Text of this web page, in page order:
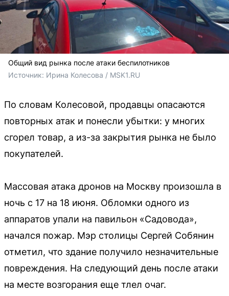
Общий вид рынка после атаки беспилотников
Источник: Ирина Колесова / MSK1.RU
По словам Колесовой, продавцы опасаются
повторных атак и понесли убытки: у многих
сгорел товар, а из-за закрытия рынка не было
покупателей.
Массовая атака дронов на Москву произошла в
ночь с 17 на 18 июня. Обломки одного из
аппаратов упали на павильон «Садовода»,
начался пожар. Мэр столицы Сергей Собянин
отметил, что здание получило незначительные
повреждения. На следующий день после атаки
на месте возгорания еще тлел очаг.